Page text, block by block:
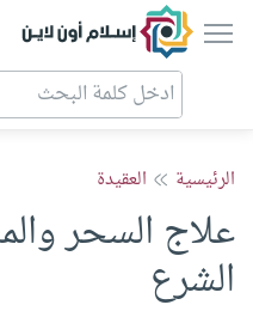
إسلام أون لاين
الرئيسية العقيدة
علاج السحر
الشرع